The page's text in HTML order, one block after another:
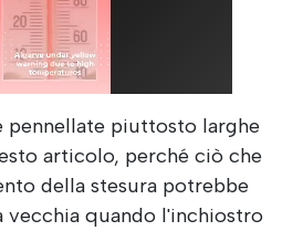
pennellate piuttosto larghe
articolo, perché ciò che
della stesura potrebbe
vecchia quando l'inchiostro